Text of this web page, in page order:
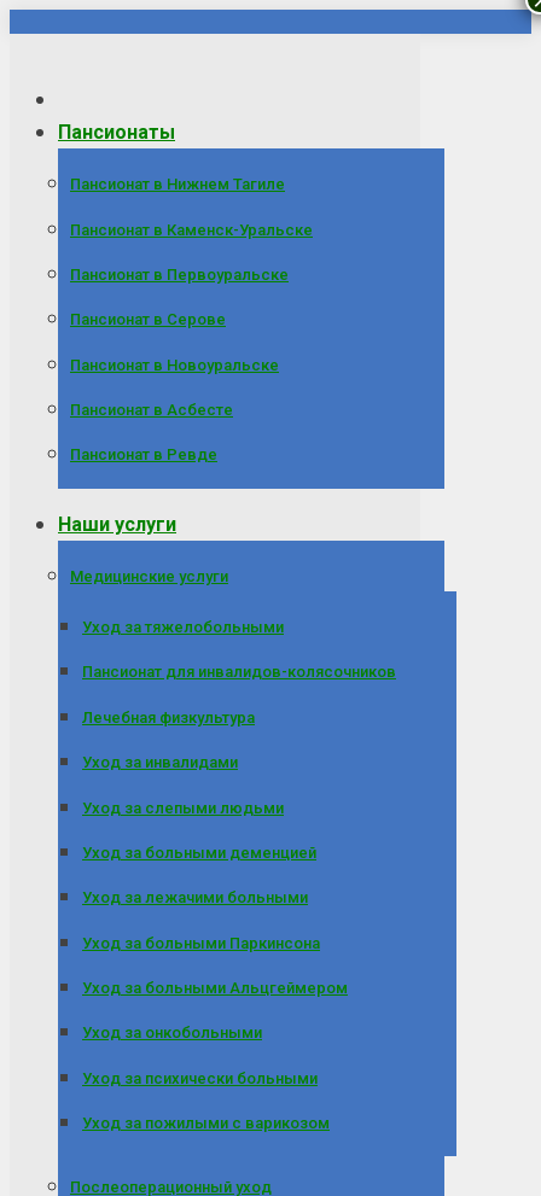
Пансионаты
Пансионат в Нижнем Тагиле
Пансионат в Каменск-Уральске
Пансионат в Первоуральске
Пансионат в Серове
Пансионат в Новоуральске
Пансионат в Асбесте
Пансионат в Ревде
Наши услуги
Медицинские услуги
Уход за тяжелобольными
Пансионат для инвалидов-колясочников
Лечебная физкультура
Уход за инвалидами
Уход за слепыми людьми
Уход за больными деменцией
Уход за лежачими больными
Уход за больными Паркинсона
Уход за больными Альцгеймером
Уход за онкобольными
Уход за психически больными
Уход за пожилыми с варикозом
Послеоперационный уход